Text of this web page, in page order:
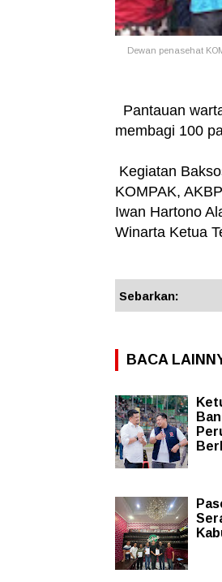
Dewan penasehat
Pantauan
membagi 100
Kegiatan
KOMPAK,
Iwan Hartono
Winarta Ketua
Sebarkan:
BACA